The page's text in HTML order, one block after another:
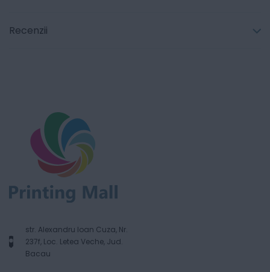
Recenzii
str. Alexandru Ioan Cuza, Nr.
237f, Loc. Letea Veche, Jud.
Bacau